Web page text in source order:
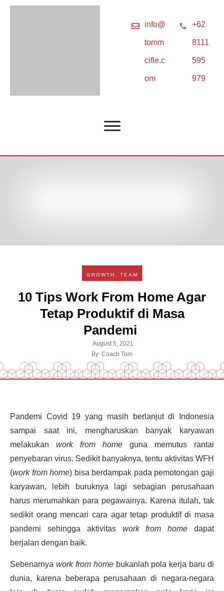
info@
tomm
cifle.c
om
+62
8111
595
979
GROWTH TEAM
10 Tips Work From Home Agar
Tetap Produktif di Masa
Pandemi
August 5, 2021
By Coach Tom
Pandemi Covid 19 yang masih berlanjut di Indonesia
sampai saat ini, mengharuskan banyak karyawan
melakukan work from home
guna memutus rantai
penyebaran virus. Sedikit banyaknya, tentu aktivitas WFH
(work from home) bisa berdampak pada pemotongan gaji
karyawan, lebih buruknya lagi sebagian perusahaan
harus merumahkan para pegawainya. Karena itulah, tak
sedikit orang mencari cara agar tetap produktif di masa
pandemi sehingga aktivitas work from home
dapat
berjalan dengan baik.
Sebenarnya work from home bukanlah pola kerja baru di
dunia, karena beberapa perusahaan di negara-negara